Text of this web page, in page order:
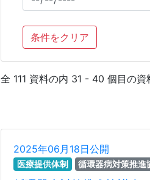
条件をクリア
全 111 資料の内 31 - 40 個目の資
2025年06月18日公開
医療提供体制 循環器病対策推進